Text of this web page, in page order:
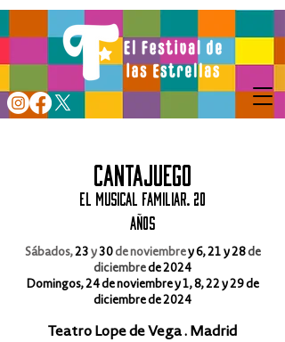
cantajuego
El musical familiar. 20
años
Sábados,23y30de noviembrey6,21y28de
diciembrede 2024
Domingos,24de noviembre y1,8,22y29de
diciembre de 2024
Teatro Lope de Vega. Madrid